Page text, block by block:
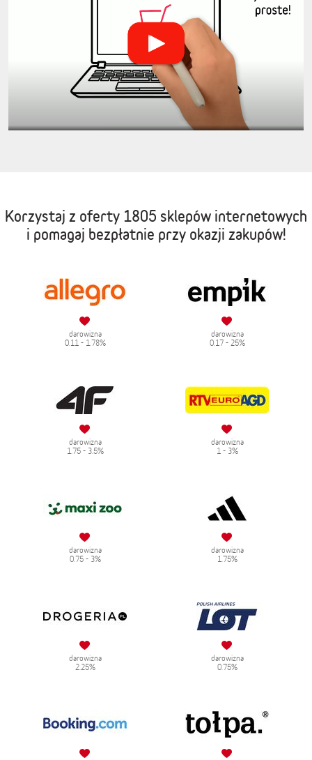
Korzystaj z oferty 1805 sklepów internetowych
i pomagaj bezpłatnie przy okazji zakupów!
darowizna
0.11 - 1.78%
darowizna
0.17 - 25%
darowizna
1.75 - 3.5%
darowizna
1 - 3%
darowizna
0.75 - 3%
darowizna
1.75%
darowizna
2.25%
darowizna
0.75%